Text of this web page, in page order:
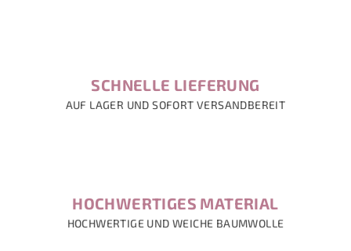
SCHNELLE LIEFERUNG
AUF LAGER UND SOFORT VERSANDBEREIT
HOCHWERTIGES MATERIAL
HOCHWERTIGE UND WEICHE BAUMWOLLE